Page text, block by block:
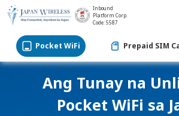
Inbound
Platform Corp.
Code: 5587
Pocket WiFi Prepaid SIM
Ang Tunay na
Pocket WiFi sa